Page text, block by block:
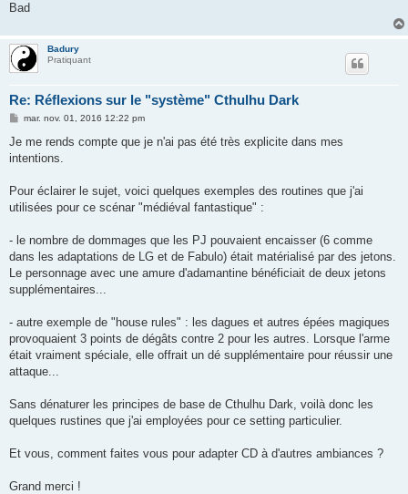
Bad
Badury
Pratiquant
Re: Réflexions sur le "système" Cthulhu Dark
M
s
a
mar. nov. 01, 2016 12:22 pm
Je me rends compte que je n'ai pas été très explicite dans mes
intentions.
Pour éclairer le sujet, voici quelques exemples des routines que j'ai
utilisées pour ce scénar "médiéval fantastique" :
- le nombre de dommages que les PJ pouvaient encaisser (6 comme
dans les adaptations de LG et de Fabulo) était matérialisé par des jetons.
Le personnage avec une amure d'adamantine bénéficiait de deux jetons
supplémentaires...
- autre exemple de "house rules" : les dagues et autres épées magiques
provoquaient 3 points de dégâts contre 2 pour les autres. Lorsque l'arme
était vraiment spéciale, elle offrait un dé supplémentaire pour réussir une
attaque...
Sans dénaturer les principes de base de Cthulhu Dark, voilà donc les
quelques rustines que j'ai employées pour ce setting particulier.
Et vous, comment faites vous pour adapter CD à d'autres ambiances ?
Grand merci !